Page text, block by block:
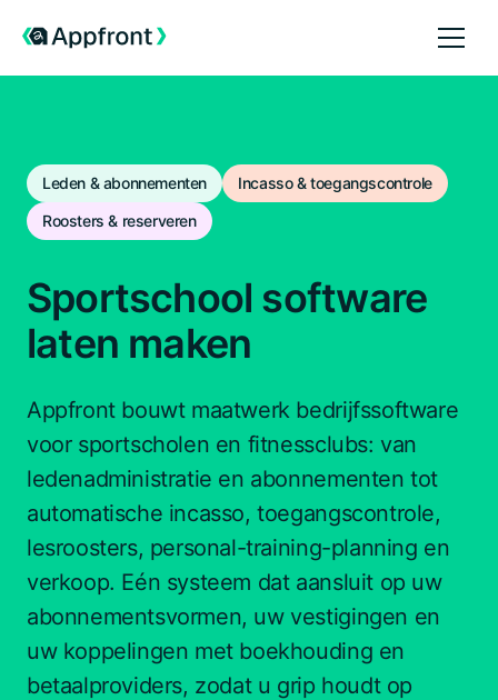
Leden & abonnementen
Incasso & toegangscontrole
Roosters & reserveren
Sportschool software
laten maken
Appfront bouwt maatwerk bedrijfssoftware
voor sportscholen en fitnessclubs: van
ledenadministratie en abonnementen tot
automatische incasso, toegangscontrole,
lesroosters, personal-training-planning en
verkoop. Eén systeem dat aansluit op uw
abonnementsvormen, uw vestigingen en
uw koppelingen met boekhouding en
betaalproviders, zodat u grip houdt op